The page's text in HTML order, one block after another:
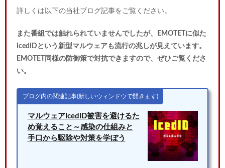
詳しくは以下の当社ブログ記事をご覧ください。
また番組では触れられていませんでしたが、EMOTETに似た
IcedIDという新型マルウェアも流行の兆しが見えています。
EMOTET同様の防御策で対抗できますので、ぜひご覧くださ
い。
ブログ内の関連記事(新しいウィンドウで開きます)
マルウェアIcedID被害を避けるた
め覚えること～感染の仕組みと
手口から駆除や対策を学ぼう